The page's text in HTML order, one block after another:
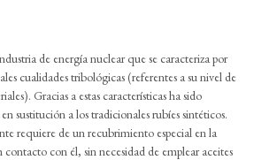
de energía nuclear que se caracteriza por
cualidades tribológicas (referentes a su nivel de
Gracias a estas características ha sido
sustitución a los tradicionales rubíes sintéticos.
requiere de un recubrimiento especial en la
con él, sin necesidad de emplear aceites